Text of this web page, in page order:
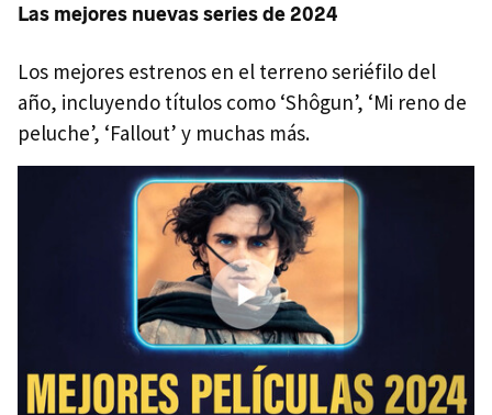
Las mejores nuevas series de 2024
Los mejores estrenos en el terreno seriéfilo del
año, incluyendo títulos como ‘Shôgun’, ‘Mi reno de
peluche’, ‘Fallout’ y muchas más.